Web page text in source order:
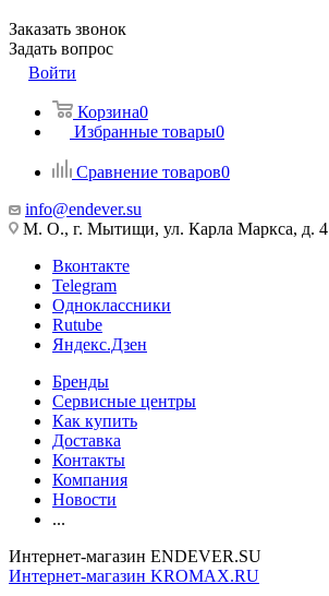
Заказать звонок
Задать вопрос
Войти
Корзина0
Избранные товары0
Сравнение товаров0
info@endever.su
М. О., г. Мытищи, ул. Карла Маркса, д. 4
Вконтакте
Telegram
Одноклассники
Rutube
Яндекс.Дзен
Бренды
Сервисные центры
Как купить
Доставка
Контакты
Компания
Новости
...
Интернет-магазин ENDEVER.SU
Интернет-магазин KROMAX.RU